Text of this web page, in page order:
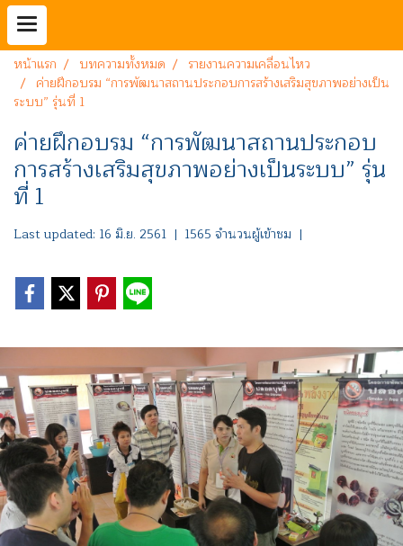
หน้าแรก บทความทั้งหมด
รายงานความเคลื่อนไหว
ค่ายฝึกอบรม “การพัฒนาสถานประกอบการสร้างเสริมสุขภาพอย่างเป็น
ระบบ” รุ่นที่ 1
ค่ายฝึกอบรม “การพัฒนาสถานประกอบ
การสร้างเสริมสุขภาพอย่างเป็นระบบ” รุ่น
ที่ 1
Last updated: 16 มิ.ย. 2561 | 1565 จำนวนผู้เข้าชม |